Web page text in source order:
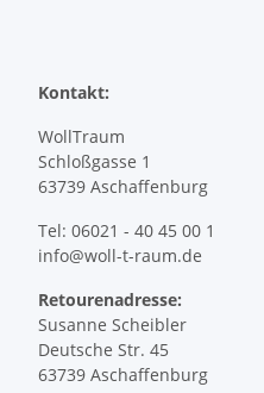
Kontakt:
WollTraum
Schloßgasse 1
63739 Aschaffenburg
Tel: 06021 - 40 45 00 1
info@woll-t-raum.de
Retourenadresse:
Susanne Scheibler
Deutsche Str. 45
63739 Aschaffenburg